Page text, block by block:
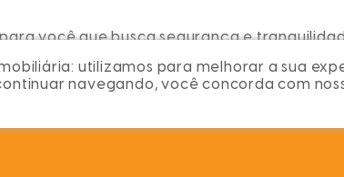
você que busca segurança e
utilizamos para melhorar a sua
navegando, você concorda com